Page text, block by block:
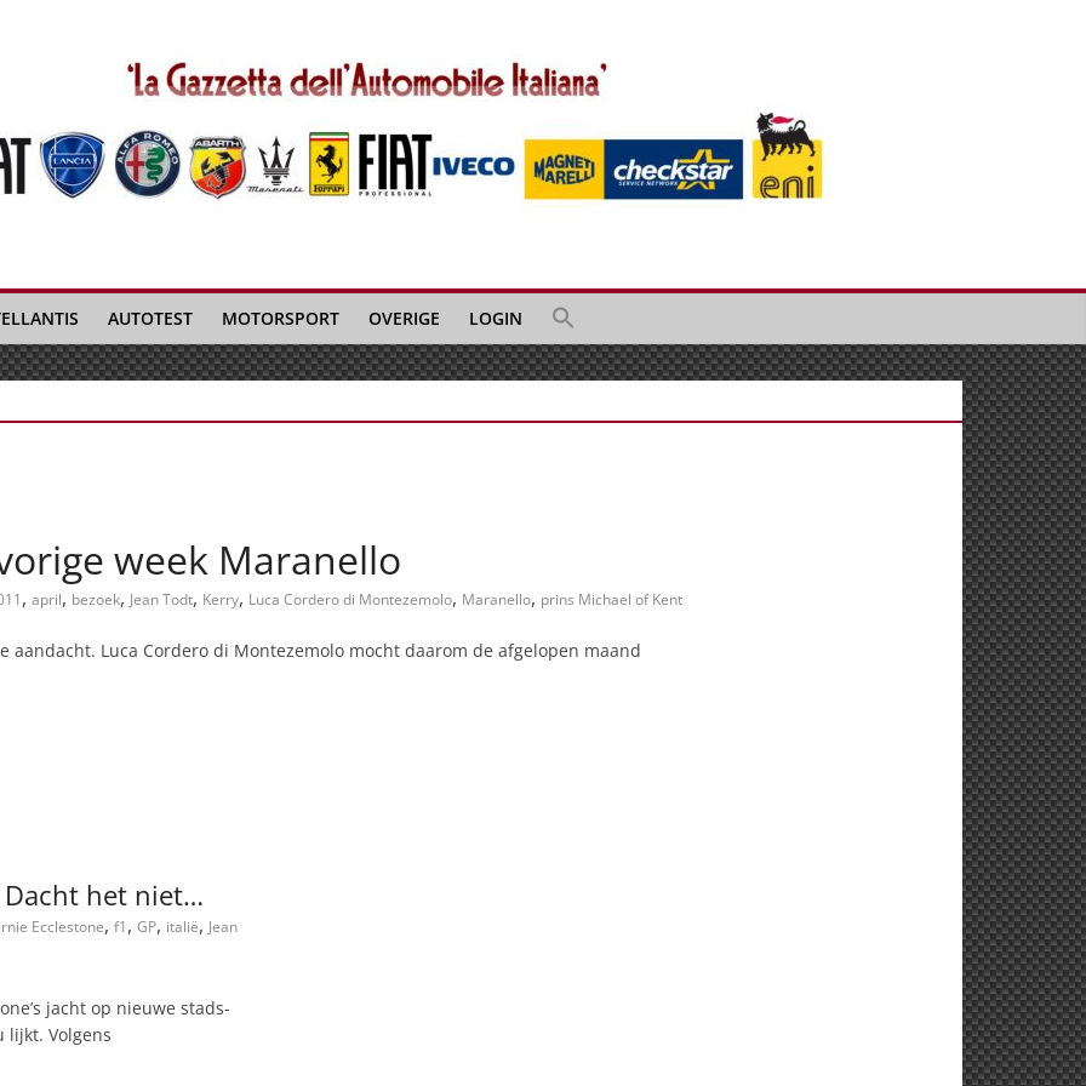
AUTOTEST MOTORSPORT OVERIGE LOGIN
week Maranello
, april, bezoek, Jean Todt, Kerry, Luca Cordero di Montezemolo, Maranello, prins Michael of Kent
Luca Cordero di Montezemolo mocht daarom de afgelopen maand
Dacht het niet…
Ecclestone, f1, GP, italië, Jean
jacht op nieuwe stads-
lijkt. Volgens